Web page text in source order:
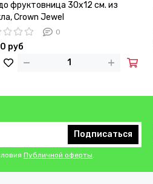
фруктовница 30х12 см. из
Crown Jewel
0
руб
Подписаться
Публичной оферты.